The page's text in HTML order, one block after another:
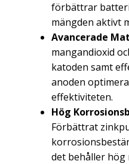
förbättrar
mängden aktivt
Avancerade
mangandioxid
katoden samt
anoden
effektiviteten.
Hög
Förbättrat
det behåller hög